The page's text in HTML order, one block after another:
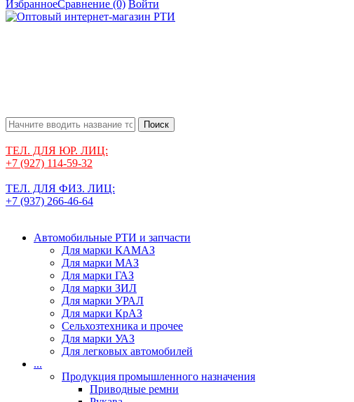
ИзбранноеСравнение (0) Войти
Поиск
ТЕЛ. ДЛЯ ЮР. ЛИЦ:
+7 (927) 114-59-32
ТЕЛ. ДЛЯ ФИЗ. ЛИЦ:
+7 (937) 266-46-64
Автомобильные РТИ и запчасти
Для марки КАМАЗ
Для марки МАЗ
Для марки ГАЗ
Для марки ЗИЛ
Для марки УРАЛ
Для марки КрАЗ
Сельхозтехника и прочее
Для марки УАЗ
Для легковых автомобилей
...
Продукция промышленного назначения
Приводные ремни